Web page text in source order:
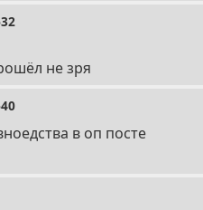
не зря
в оп посте